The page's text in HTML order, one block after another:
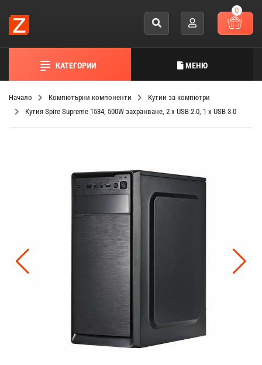
0
КАТЕГОРИИ МЕНЮ
Начало Компютърни компоненти
Кутии за компютри
Кутия Spire Supreme 1534, 500W захранване, 2 x USB 2.0, 1 x USB 3.0